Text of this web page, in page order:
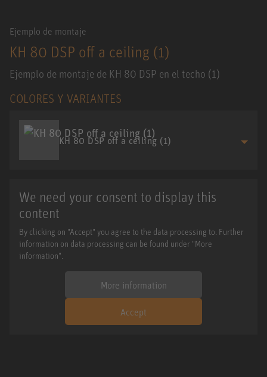
Ejemplo de montaje
KH 80 DSP off a ceiling (1)
Ejemplo de montaje de KH 80 DSP en el techo (1)
COLORES Y VARIANTES
KH 80 DSP off a ceiling (1)
We need your consent to display this
content
By clicking on "Accept" you agree to the data processing to. Further
information on data processing can be found under "More
information".
More information
Accept